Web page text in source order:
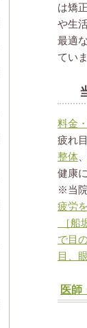
は矯
や生
最適
ていま
料金
疲れ
整体
健康
※当
疲労
［船
で目
目、
医師